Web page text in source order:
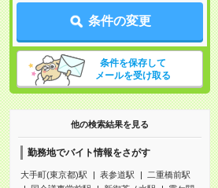
条件の変更
条件を保存して
メールを受け取る
他の検索結果を見る
勤務地でバイト情報をさがす
大手町(東京都)駅 表参道駅
二重橋前駅